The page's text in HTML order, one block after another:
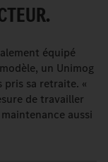
équipé
un Unimog
pris sa retraite. «
de travailler
aussi